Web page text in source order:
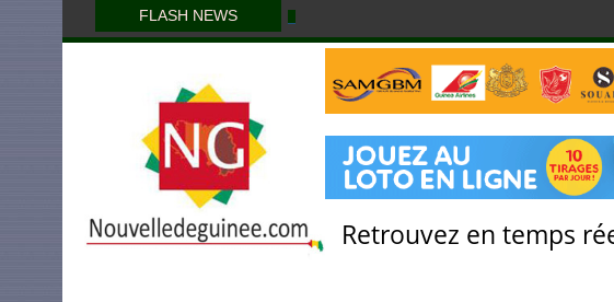
FLASH NEWS
Retrouvez en temps